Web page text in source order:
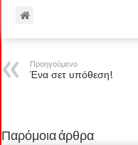
Προηγούμενο
Ένα σετ υπόθεση!
Παρόμοια άρθρα